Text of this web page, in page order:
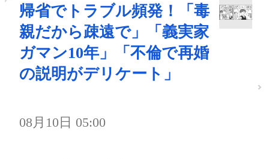
帰省でトラブル頻発！「毒
親だから疎遠で」「義実家
ガマン10年」「不倫で再婚
の説明がデリケート」
08月10日 05:00